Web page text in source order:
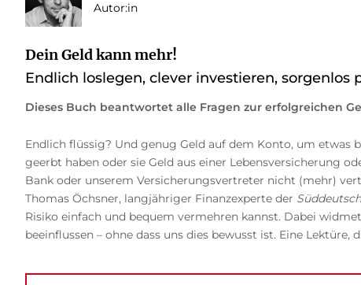
Autor:in
Dein Geld kann mehr!
Endlich loslegen, clever investieren, sorgenlos
Dieses Buch beantwortet alle Fragen zur erfolgreichen
Endlich flüssig? Und genug Geld auf dem Konto, um etwas
geerbt haben oder sie Geld aus einer Lebensversicherung
Bank oder unserem Versicherungsvertreter nicht (mehr)
Thomas Öchsner, langjähriger Finanzexperte der
Risiko einfach und bequem vermehren kannst. Dabei
beeinflussen – ohne dass uns dies bewusst ist. Eine